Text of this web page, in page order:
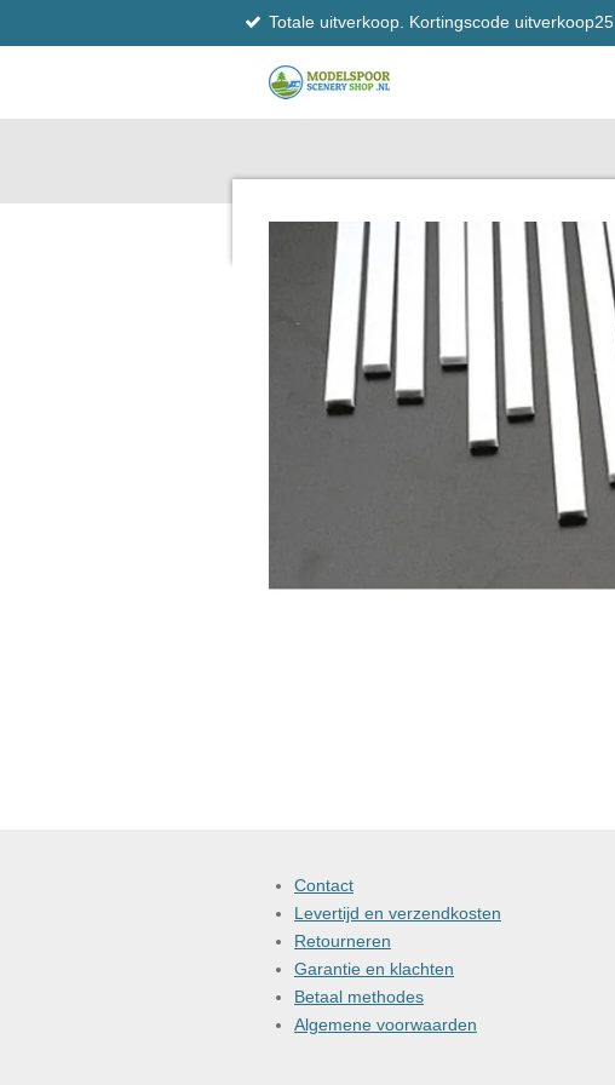
direct
Totale uitverkoop. Kortingscode uitverkoop25
Contact
Levertijd en verzendkosten
Retourneren
Garantie en klachten
Betaal methodes
Algemene voorwaarden